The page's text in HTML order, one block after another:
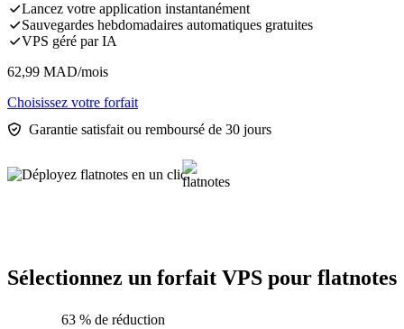
Lancez votre application instantanément
Sauvegardes hebdomadaires automatiques gratuites
VPS géré par IA
62,99 MAD/mois
Choisissez votre forfait
Garantie satisfait ou remboursé de 30 jours
Sélectionnez un forfait VPS pour flatnotes
63 % de réduction